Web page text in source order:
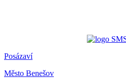
Posázaví
Město Benešov